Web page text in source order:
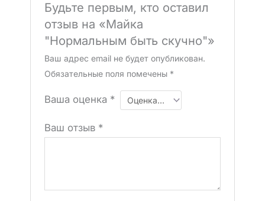
Будьте первым, кто оставил
отзыв на «Майка
"Нормальным быть скучно"»
Ваш адрес email не будет опубликован.
Обязательные поля помечены *
Ваша оценка *
Ваш отзыв *